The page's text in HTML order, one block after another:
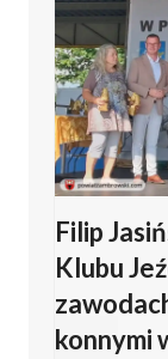
ę
t
o
W
j
Filip
Klubu
konnymi